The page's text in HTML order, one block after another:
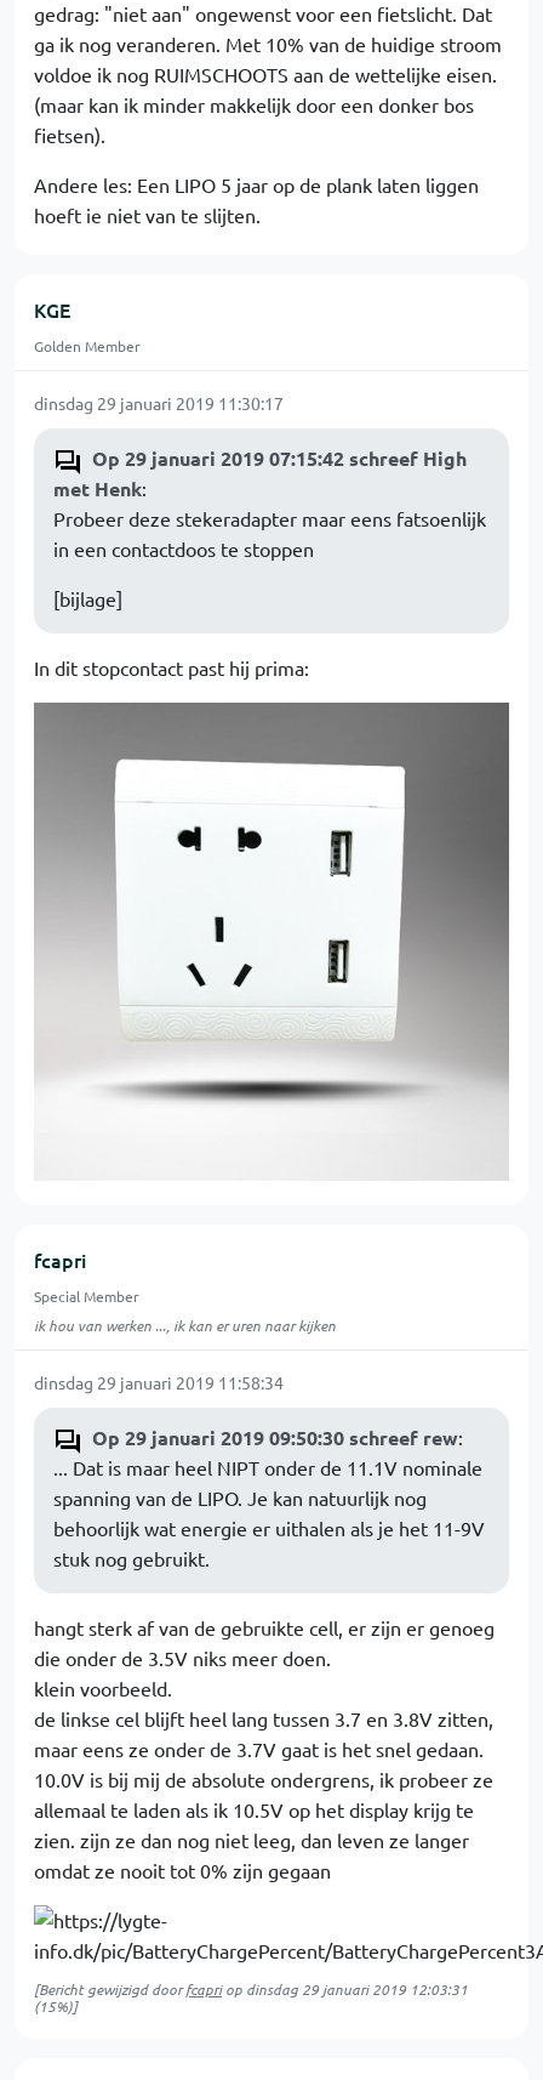
gedrag: "niet aan" ongewenst voor een fietslicht. Dat
ga ik nog veranderen. Met 10% van de huidige stroom
voldoe ik nog RUIMSCHOOTS aan de wettelijke eisen.
(maar kan ik minder makkelijk door een donker bos
fietsen).
Andere les: Een LIPO 5 jaar op de plank laten liggen
hoeft ie niet van te slijten.
KGE
Golden Member
dinsdag 29 januari 2019 11:30:17
Op 29 januari 2019 07:15:42 schreef High
met Henk:
Probeer deze stekeradapter maar eens fatsoenlijk
in een contactdoos te stoppen
[bijlage]
In dit stopcontact past hij prima:
fcapri
Special Member
ik hou van werken ..., ik kan er uren naar kijken
dinsdag 29 januari 2019 11:58:34
Op 29 januari 2019 09:50:30 schreef rew:
... Dat is maar heel NIPT onder de 11.1V nominale
spanning van de LIPO. Je kan natuurlijk nog
behoorlijk wat energie er uithalen als je het 11-9V
stuk nog gebruikt.
hangt sterk af van de gebruikte cell, er zijn er genoeg
die onder de 3.5V niks meer doen.
klein voorbeeld.
de linkse cel blijft heel lang tussen 3.7 en 3.8V zitten,
maar eens ze onder de 3.7V gaat is het snel gedaan.
10.0V is bij mij de absolute ondergrens, ik probeer ze
allemaal te laden als ik 10.5V op het display krijg te
zien. zijn ze dan nog niet leeg, dan leven ze langer
omdat ze nooit tot 0% zijn gegaan
[Bericht gewijzigd doorfcapriop dinsdag 29 januari 2019 12:03:31
(15%)]